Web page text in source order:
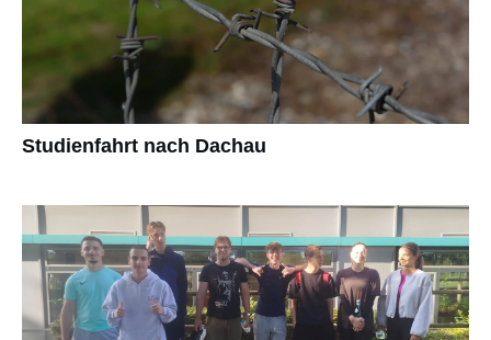
Studienfahrt nach Dachau